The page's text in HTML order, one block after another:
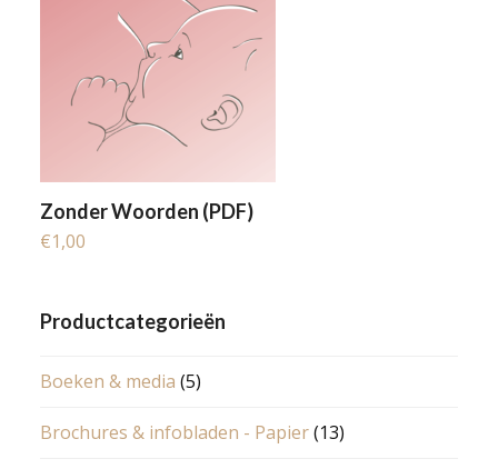
Zonder Woorden (PDF)
€1,00
Productcategorieën
Boeken & media (5)
Brochures & infobladen - Papier(13)